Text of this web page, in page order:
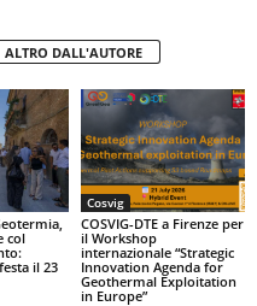
ALTRO DALL'AUTORE
col
il 23
Cosvig
COSVIG-DTE a Firenze per
il Workshop
internazionale “Strategic
Innovation Agenda for
Geothermal Exploitation
in Europe”